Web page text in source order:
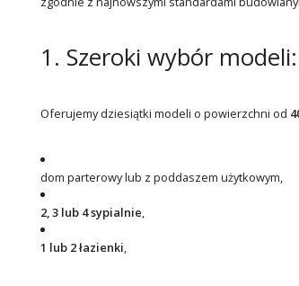
1. Szeroki wybór
Oferujemy dziesiątki modeli o powierzchni od
dom parterowy lub z poddaszem użytkowym,
2, 3 lub 4 sypialnie,
1 lub 2 łazienki,